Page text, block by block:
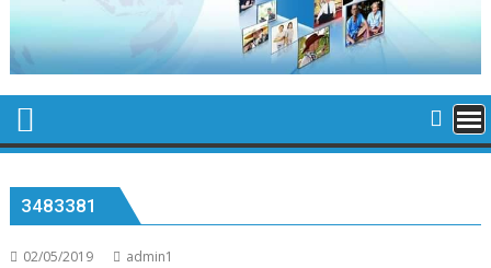
3483381
02/05/2019 admin1